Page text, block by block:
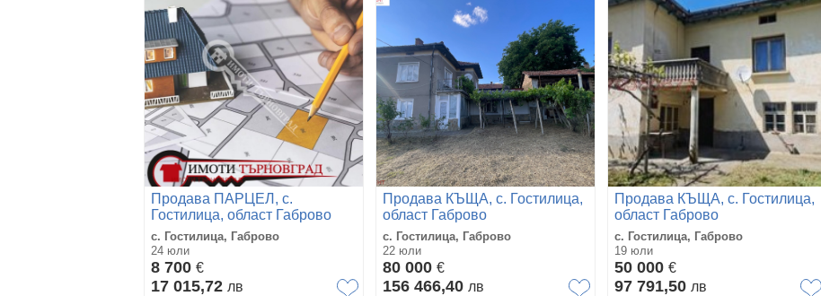
Продава ПАРЦЕЛ, с.
Гостилица, област Габрово
с. Гостилица, Габрово
24 юли
8 700 €
17 015,72 лв
Продава КЪЩА, с. Гостилица,
област Габрово
с. Гостилица, Габрово
22 юли
80 000 €
156 466,40 лв
Продава КЪЩА, с. Гостилица,
област Габрово
с. Гостилица, Габрово
19 юли
50 000 €
97 791,50 лв